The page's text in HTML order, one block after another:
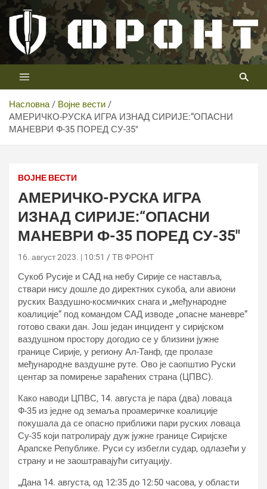
Скип
цонтент
Телевизија ФРОНТ
Први војни канал у Србији
Насловна
Војне вести
АМЕРИЧКО-РУСКА ИГРА ИЗНАД СИРИЈЕ:“ОПАСНИ
МАНЕВРИ Ф-35 ПОРЕД СУ-35″
ВОЈНЕ ВЕСТИ
АМЕРИЧКО-РУСКА ИГРА
ИЗНАД СИРИЈЕ:“ОПАСНИ
МАНЕВРИ Ф-35 ПОРЕД СУ-35″
16. август 2023. | 10:51 ТВ ФРОНТ
Сукоб Русије и САД на небу Сирије се наставља,
ствари нису дошле до директних сукоба, али авиони
руских Ваздушно-космичких снага и „међународне
коалиције“ под командом САД изводе „опасне маневре“
готово сваки дан. Још један инцидент у сиријском
ваздушном простору догодио се у близини јужне
границе Сирије, у региону Ал-Танф, где пролазе
међународне ваздушне руте. Ово је саопштио Руски
центар за помирење зараћених страна (ЦПВС).
Како наводи ЦПВС, 14. августа је пара (два) ловаца
Ф-35 из једне од земаља проамеричке коалиције
покушала да се опасно приближи пари руских ловаца
Су-35 који патролирају дуж јужне границе Сиријске
Арапске Републике. Руси су избегли судар, одлазећи у
страну и не заоштравајући ситуацију.
„Дана 14. августа, од 12:35 до 12:50 часова, у области